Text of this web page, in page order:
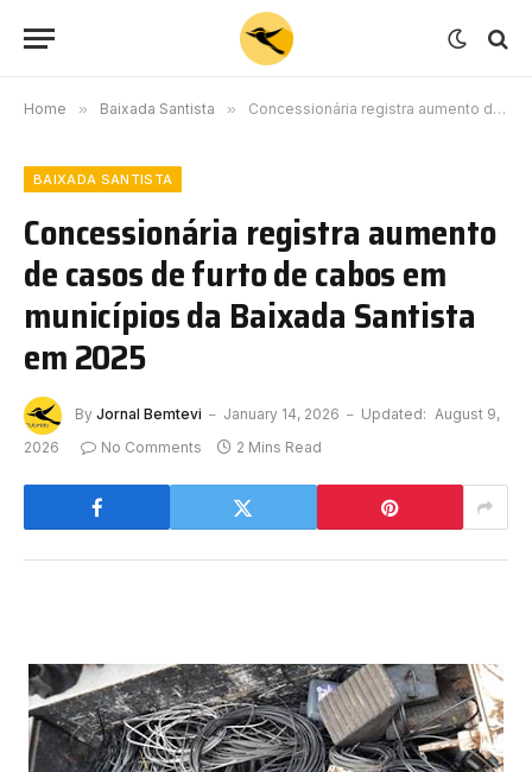
Home » Baixada Santista » Concessionária registra aumento de casos de furto de cabos em municípios da Baixada Santista em 2025
BAIXADA SANTISTA
Concessionária registra aumento
de casos de furto de cabos em
municípios da Baixada Santista
em 2025
By Jornal Bemtevi January 14, 2026 Updated: August 9,
2026
No Comments 2 Mins Read